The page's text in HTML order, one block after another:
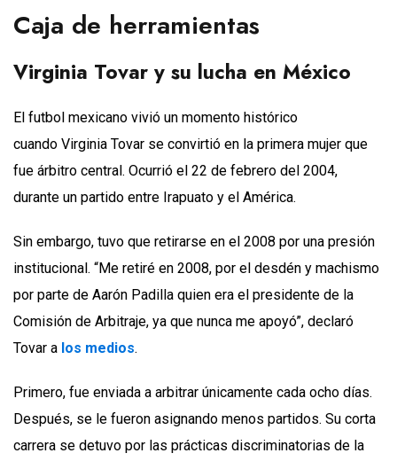
Caja de herramientas
Virginia Tovar y su lucha en México
El futbol mexicano vivió un momento histórico
cuando Virginia Tovar se convirtió en la primera mujer que
fue árbitro central. Ocurrió el 22 de febrero del 2004,
durante un partido entre Irapuato y el América.
Sin embargo, tuvo que retirarse en el 2008 por una presión
institucional. “Me retiré en 2008, por el desdén y machismo
por parte de Aarón Padilla quien era el presidente de la
Comisión de Arbitraje, ya que nunca me apoyó”, declaró
Tovar a los medios.
Primero, fue enviada a arbitrar únicamente cada ocho días.
Después, se le fueron asignando menos partidos. Su corta
carrera se detuvo por las prácticas discriminatorias de la